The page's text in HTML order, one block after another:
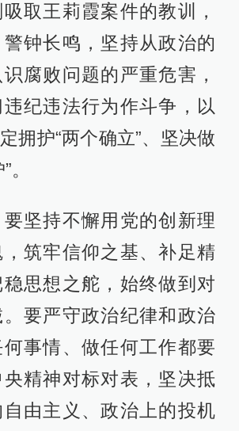
取王莉霞案件的教训，
钟长鸣，坚持从政治的
腐败问题的严重危害，
纪违法行为作斗争，以
拥护“两个确立”、坚决做
。
坚持不懈用党的创新理
筑牢信仰之基、补足精
思想之舵，始终做到对
要严守政治纪律和政治
事情、做任何工作都要
精神对标对表，坚决抵
由主义、政治上的投机